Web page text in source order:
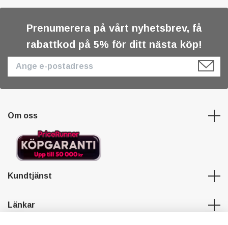
Prenumerera på vårt nyhetsbrev, få
rabattkod på 5% för ditt nästa köp!
Om oss
Kundtjänst
Länkar